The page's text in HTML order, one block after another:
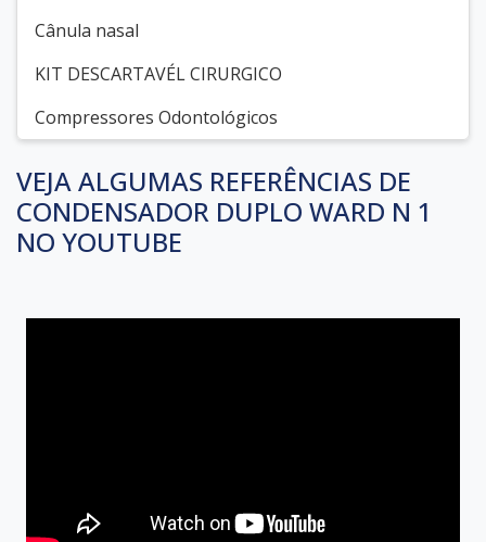
Cânula nasal
KIT DESCARTAVÉL CIRURGICO
Compressores Odontológicos
VEJA ALGUMAS REFERÊNCIAS DE
CONDENSADOR DUPLO WARD N 1
NO YOUTUBE